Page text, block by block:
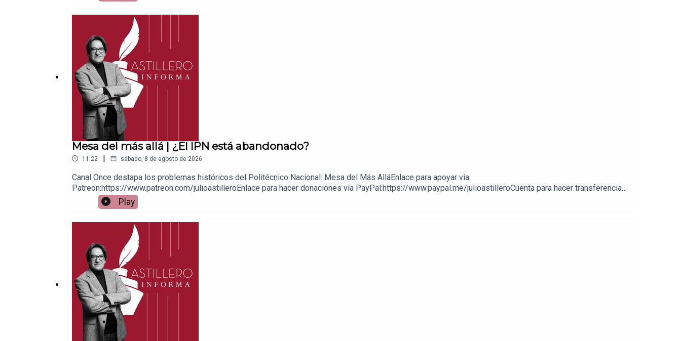
Mesa del más allá | ¿El IPN está abandonado?
11:22 | sábado, 8 de agosto de 2026
Canal Once destapa los problemas históricos del Politécnico Nacional: Mesa del Más AlláEnlace para apoyar vía
Patreon:https://www.patreon.com/julioastilleroEnlace para hacer donaciones vía PayPal:https://www.paypal.me/julioastilleroCuenta para hacer transferencias
a cuenta BBVA a nombre de Julio Hernández López: 1539408017CLABE: 012 320 01539408017 2Tienda:https://julioastillerotienda.com/
Play